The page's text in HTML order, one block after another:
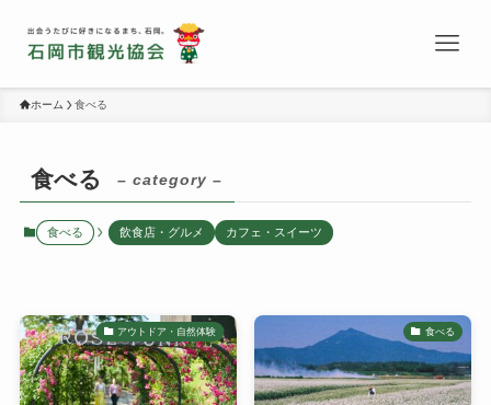
ホーム 食べる
食べる – category –
食べる 飲食店・グルメ カフェ・スイーツ
アウトドア・自然体験 食べる